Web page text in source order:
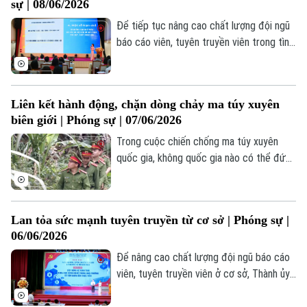
Liên hệ đường dây nóng (bấm để gọi)
Tòa soạn
tiêu, nhiệm vụ, từ đó tạo sự thống nhất
về nhận thức và hành động.
sự | 08/06/2026
Để tiếp tục nâng cao chất lượng đội ngũ
báo cáo viên, tuyên truyền viên trong tình
tại phường Việt Hưng.
Liên kết hành động, chặn dòng chảy ma túy xuyên
biên giới | Phóng sự | 07/06/2026
Trong cuộc chiến chống ma túy xuyên
quốc gia, không quốc gia nào có thể đứng
thi pháp luật. Quyết tâm ấy đang được
sự bình yên của mỗi quốc gia và của cả
khu vực.
Lan tỏa sức mạnh tuyên truyền từ cơ sở | Phóng sự |
06/06/2026
Để nâng cao chất lượng đội ngũ báo cáo
viên, tuyên truyền viên ở cơ sở, Thành ủy